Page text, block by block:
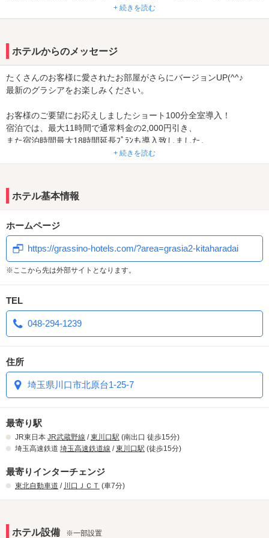
た、その他お部屋で楽しく過ごせる最新機器も充実しております。
皆様のご利用をお待ちしております。
+ 続きを読む
ホテルからのメッセージ
たくさんのお客様に愛されたお部屋がさらにバージョンUP(^^♪
最新のグラシアをお楽しみください。
お客様のご要望にお応えしましたショート100分全室導入！
宿泊では、最大11時間で通常料金の2,000円引き、
また宿泊時間最大18時間延長ﾌﾟﾗﾝも導入致しました。
いつでもお得なイベント、サービスをご提供しております。
+ 続きを読む
ホテル基本情報
ホームページ
https://grassino-hotels.com/?area=grasia2-kitaharadai
※ここから先は外部サイトとなります。
TEL
048-294-1239
住所
埼玉県川口市北原台1-25-7
最寄り駅
JR東日本 JR武蔵野線 /東川口駅 (南出口 徒歩15分)
埼玉高速鉄道 埼玉高速鉄道線 /東川口駅 (徒歩15分)
最寄りインターチェンジ
東北自動車道 / 川口ＪＣＴ (車7分)
ホテル設備 ※一部設置